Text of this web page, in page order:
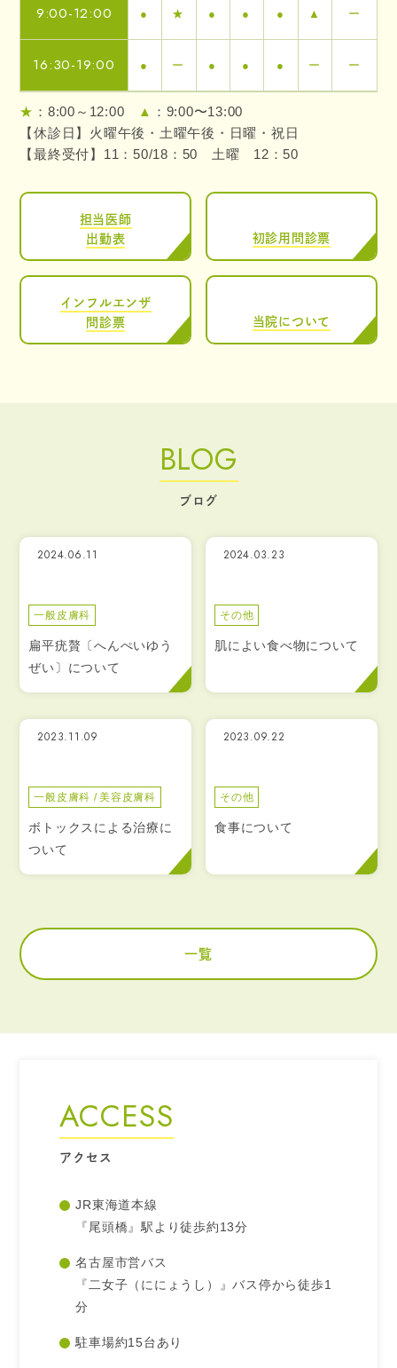
9:00-12:00 ● ★ ● ● ● ▲ ー
16:30-19:00 ● ー ● ● ● ー ー
★ ：8:00～12:00 ▲ ：9:00〜13:00
【休診日】火曜午後・土曜午後・日曜・祝日
【最終受付】11：50/18：50 土曜 12：50
担当医師
出勤表
初診用問診票
インフルエンザ
問診票
当院について
BLOG
ブログ
2024.06.11
一般皮膚科
扁平疣贅〔へんぺいゆう
ぜい〕について
2024.03.23
その他
肌によい食べ物について
2023.11.09
一般皮膚科 美容皮膚科
ボトックスによる治療に
ついて
2023.09.22
その他
食事について
一覧
ACCESS
アクセス
JR東海道本線
『尾頭橋』駅より徒歩約13分
名古屋市営バス
『二女子（ににょうし）』バス停から徒歩1
分
駐車場約15台あり